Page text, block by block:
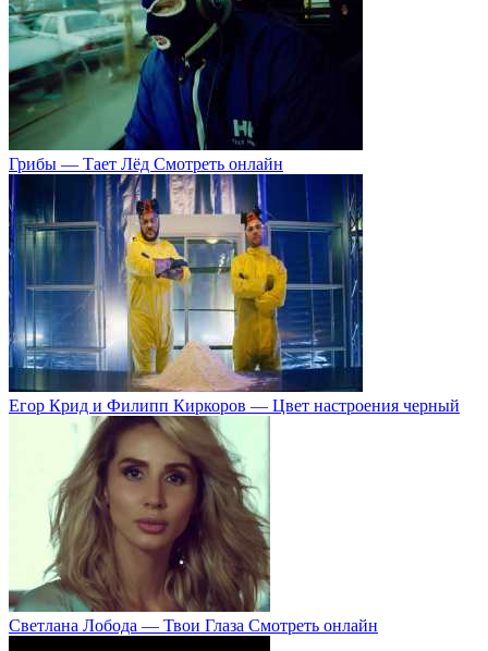
Грибы — Тает Лёд Смотреть онлайн
Егор Крид и Филипп Киркоров — Цвет настроения черный
Светлана Лобода — Твои Глаза Смотреть онлайн